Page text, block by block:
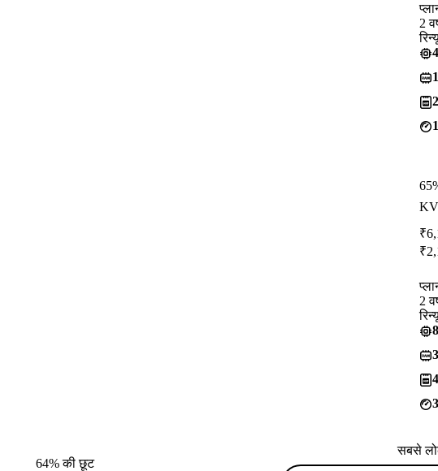
2
4
₹
₹
2
8
64% की छूट
सबसे